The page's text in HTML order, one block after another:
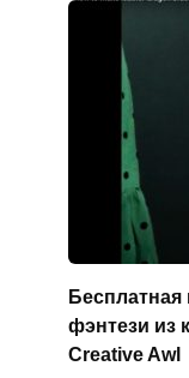
Бесплатная
фэнтези из
Creative Awl